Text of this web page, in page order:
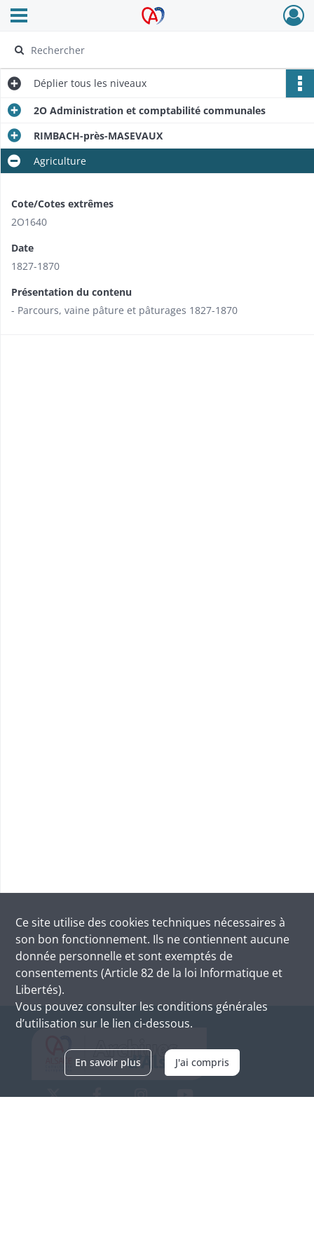
Archives Alsace - Colmar
Ouvrir le menu déroulant
Déplier tous les niveaux
2O Administration et comptabilité communales
RIMBACH-près-MASEVAUX
Agriculture
Cote/Cotes extrêmes
2O1640
Date
1827-1870
Présentation du contenu
- Parcours, vaine pâture et pâturages 1827-1870
Ce site utilise des cookies techniques nécessaires à
son bon fonctionnement. Ils ne contiennent aucune
donnée personnelle et sont exemptés de
consentements (Article 82 de la loi Informatique et
Libertés).
Vous pouvez consulter les conditions générales
d’utilisation sur le lien ci-dessous.
En savoir plus J'ai compris